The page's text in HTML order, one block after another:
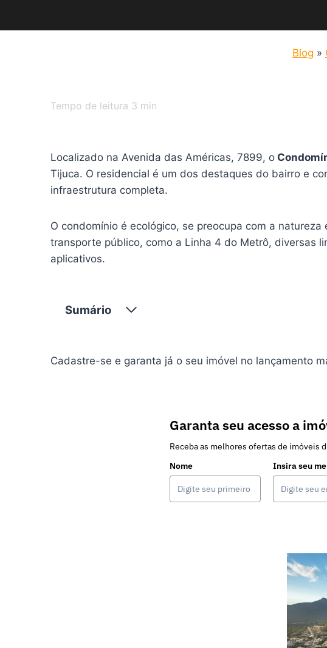
Blog »
Tempo de leitura 3 min
Localizado na Avenida das Américas, 7899, o
Tijuca. O residencial é um dos destaques do bairro e
infraestrutura completa.
O condomínio é ecológico, se preocupa com a
transporte público, como a Linha 4 do Metrô, diversas
aplicativos.
Sumário
Cadastre-se e garanta já o seu imóvel no lançamento
Garanta seu acesso a
Receba as melhores ofertas de imóveis
Nome
Insira seu